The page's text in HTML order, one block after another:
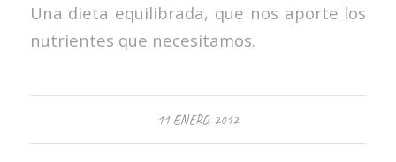
Una dieta equilibrada, que nos aporte los
nutrientes que necesitamos.
11 ENERO, 2012